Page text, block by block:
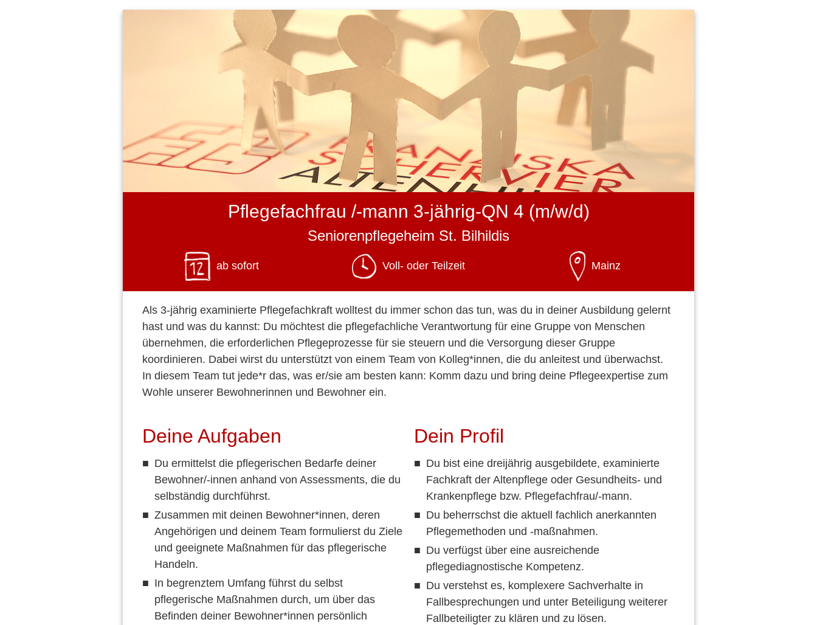
Pflegefachfrau /-mann 3-jährig-QN 4 (m/w/d)
Seniorenpflegeheim St. Bilhildis
ab sofort Voll- oder Teilzeit Mainz
Als 3-jährig examinierte Pflegefachkraft wolltest du immer schon das tun, was du in deiner Ausbildung gelernt
hast und was du kannst: Du möchtest die pflegefachliche Verantwortung für eine Gruppe von Menschen
übernehmen, die erforderlichen Pflegeprozesse für sie steuern und die Versorgung dieser Gruppe
koordinieren. Dabei wirst du unterstützt von einem Team von Kolleg*innen, die du anleitest und überwachst.
In diesem Team tut jede*r das, was er/sie am besten kann: Komm dazu und bring deine Pflegeexpertise zum
Wohle unserer Bewohnerinnen und Bewohner ein.
Deine Aufgaben
Du ermittelst die pflegerischen Bedarfe deiner
Bewohner/-innen anhand von Assessments, die du
selbständig durchführst.
Zusammen mit deinen Bewohner*innen, deren
Angehörigen und deinem Team formulierst du Ziele
und geeignete Maßnahmen für das pflegerische
Handeln.
In begrenztem Umfang führst du selbst
pflegerische Maßnahmen durch, um über das
Befinden deiner Bewohner*innen persönlich
Dein Profil
Du bist eine dreijährig ausgebildete, examinierte
Fachkraft der Altenpflege oder Gesundheits- und
Krankenpflege bzw. Pflegefachfrau/-mann.
Du beherrschst die aktuell fachlich anerkannten
Pflegemethoden und -maßnahmen.
Du verfügst über eine ausreichende
pflegediagnostische Kompetenz.
Du verstehst es, komplexere Sachverhalte in
Fallbesprechungen und unter Beteiligung weiterer
Fallbeteiligter zu klären und zu lösen.